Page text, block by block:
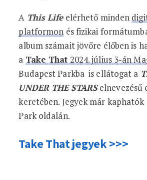
A This Lifeelérhető minden
platformon és fizikai
album számait jövőre élőben is
a Take That 2024. július 3-án
Budapest Parkba is ellátogat a
UNDER THE STARSelnevezésű
keretében. Jegyek már kaphatók
Park oldalán.
Take That jegyek >>>